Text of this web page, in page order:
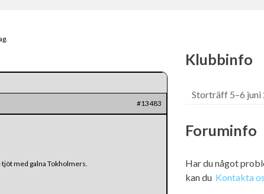
#13483
med galna Tokholmers.
Klubbinfo
Storträff 5–6 juni
Foruminfo
Har du något
kan du Kontakta